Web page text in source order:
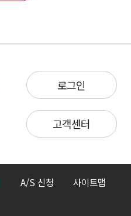
로그인
고객센터
A/S 신청
사이트맵